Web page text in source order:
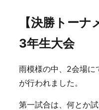
【決勝トー
3年生大会
雨模様の中、2会場に
が行われました。
第一試合は、何とか